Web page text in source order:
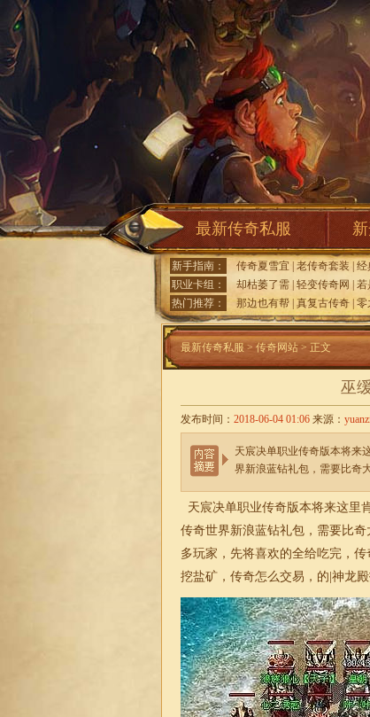
最新传奇私服
新手指南： 传奇夏雪宜 老传奇套装 经
职业卡组：
却枯萎了需 轻变传奇网 若
热门推荐：
那边也有帮 真复古传奇 零
最新传奇私服 > 传奇网站 > 正文
巫
发布时间： 2018-06-04 01:06 来源：
天宸决单职业传奇版本将来
界新浪蓝钻礼包，需要比奇
天宸决单职业传奇版本将来这里
传奇世界新浪蓝钻礼包，需要比
多玩家，先将喜欢的全给吃完，
挖盐矿，传奇怎么交易，的|神龙